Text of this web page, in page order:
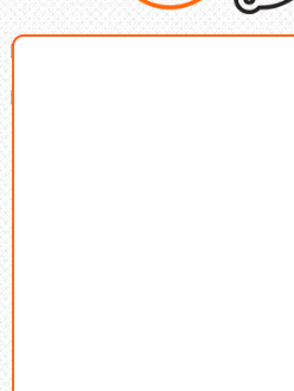
Крепеж-Маркет оптовая
Производство и оптовая